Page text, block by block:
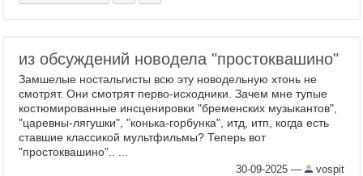
из обсуждений новодела "простоквашино"
Замшелые ностальгисты всю эту новодельную хтонь не
смотрят. Они смотрят перво-исходники. Зачем мне тупые
костюмированные инсценировки "бременских музыкантов",
"царевны-лягушки", "конька-горбунка", итд, итп, когда есть
ставшие классикой мультфильмы? Теперь вот
"простоквашино".. ...
30-09-2025 — vospit